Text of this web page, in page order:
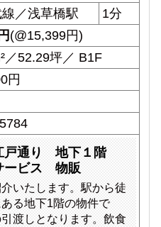
線／浅草橋駅 1分
円 (@15,399円)
／52.29坪／ B1F
円
通り 地下１階
ビス 物販
いたします。駅から徒
る地下1階の物件で
渡しとなります。飲食